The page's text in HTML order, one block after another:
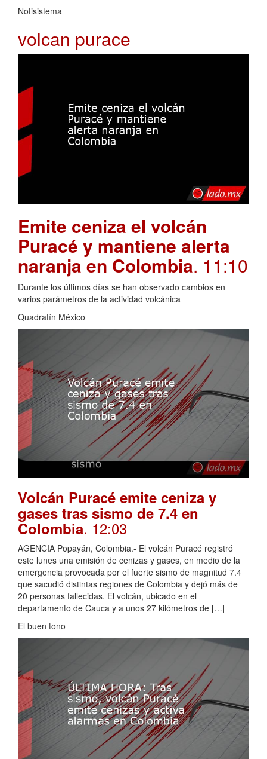
Notisistema
volcan purace
Emite ceniza el volcán
Puracé y mantiene alerta
naranja en Colombia. 11:10
Durante los últimos días se han observado cambios en
varios parámetros de la actividad volcánica
Quadratín México
Volcán Puracé emite ceniza y
gases tras sismo de 7.4 en
Colombia. 12:03
AGENCIA Popayán, Colombia.- El volcán Puracé registró
este lunes una emisión de cenizas y gases, en medio de la
emergencia provocada por el fuerte sismo de magnitud 7.4
que sacudió distintas regiones de Colombia y dejó más de
20 personas fallecidas. El volcán, ubicado en el
departamento de Cauca y a unos 27 kilómetros de […]
El buen tono